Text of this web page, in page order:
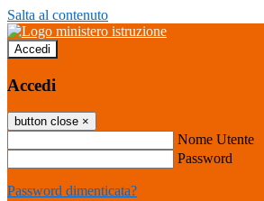
Salta al contenuto
Accedi
Accedi
button close ×
Nome Utente
Password
Password dimenticata?